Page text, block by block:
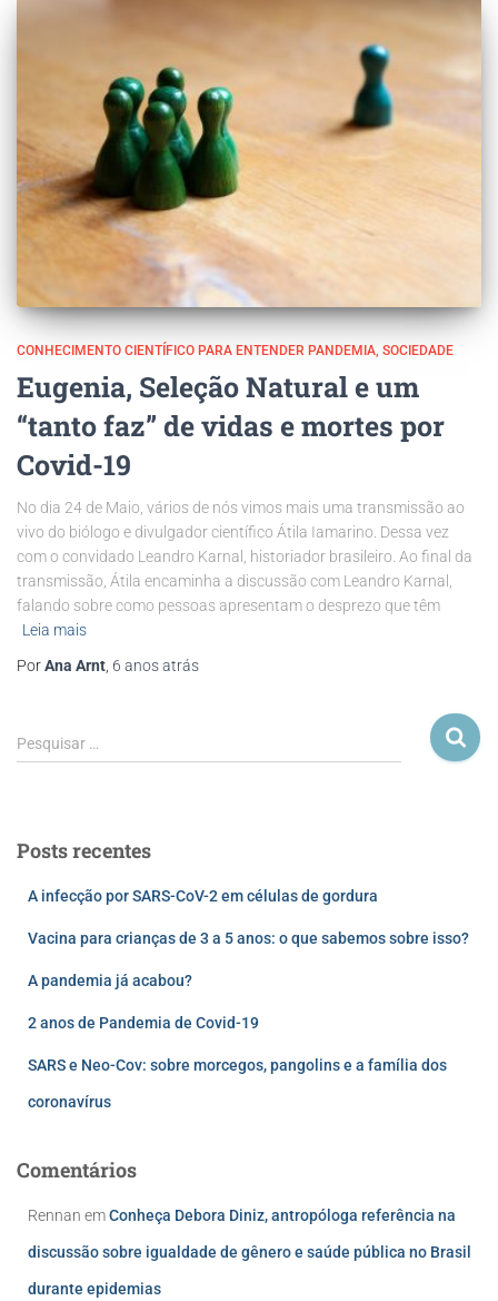
CONHECIMENTO CIENTÍFICO PARA ENTENDER PANDEMIA SOCIEDADE
Eugenia, Seleção Natural e um
“tanto faz” de vidas e mortes por
Covid-19
No dia 24 de Maio, vários de nós vimos mais uma transmissão ao
vivo do biólogo e divulgador científico Átila Iamarino. Dessa vez
com o convidado Leandro Karnal, historiador brasileiro. Ao final da
transmissão, Átila encaminha a discussão com Leandro Karnal,
falando sobre como pessoas apresentam o desprezo que têm
Leia mais
PorAna Arnt 6 anosatrás
Pesquisar …
Posts recentes
A infecção por SARS-CoV-2 em células de gordura
Vacina para crianças de 3 a 5 anos: o que sabemos sobre isso?
A pandemia já acabou?
2 anos de Pandemia de Covid-19
SARS e Neo-Cov: sobre morcegos, pangolins e a família dos
coronavírus
Comentários
Rennan emConheça Debora Diniz, antropóloga referência na
discussão sobre igualdade de gênero e saúde pública no Brasil
durante epidemias